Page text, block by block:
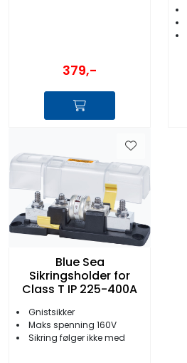
379,-
Blue Sea
Sikringsholder for
Class T IP 225-400A
Gnistsikker
Maks spenning 160V
Sikring følger ikke med